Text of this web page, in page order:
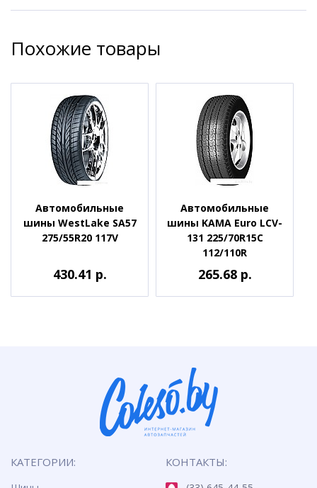
Похожие товары
Автомобильные
шины WestLake SA57
275/55R20 117V
430.41 р.
Автомобильные
шины KAMA Euro LCV-
131 225/70R15C
112/110R
265.68 р.
КАТЕГОРИИ: КОНТАКТЫ: